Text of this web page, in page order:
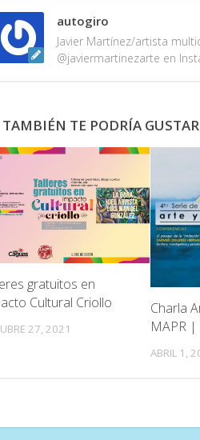
autogiro
Javier Martínez/artista
@javiermartinezarte en
TAMBIÉN TE PODRÍA
gratuitos en
Cultural Criollo
27, 2021
Charla
MAPR |
ABRIL 1,